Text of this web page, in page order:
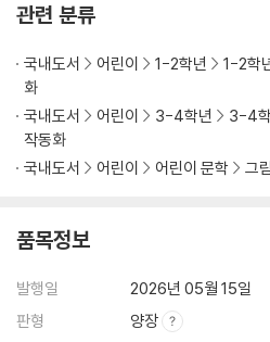
관련 분류
국내도서 어린이 1-2학년 1-2학
화
국내도서
어린이 3-4학년 3-4
작동화
국내도서
어린이 어린이 문학 그
품목정보
발행일
2026년 05월 15일
판형
양장